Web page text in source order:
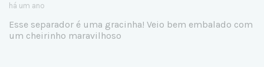
há um ano
Esse separador é uma gracinha! Veio bem embalado com
um cheirinho maravilhoso